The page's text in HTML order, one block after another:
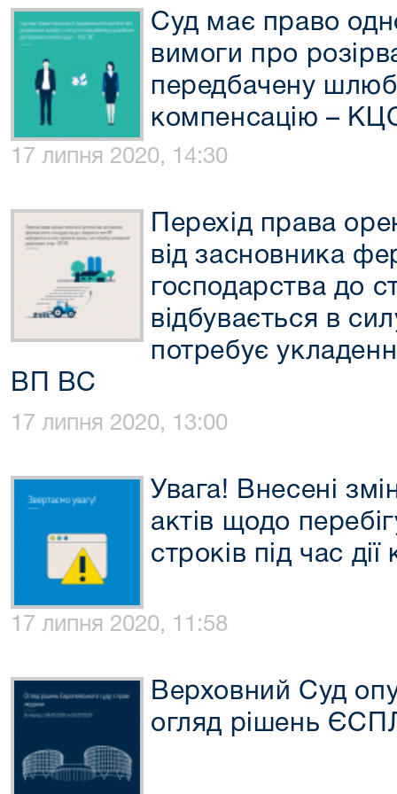
Суд має право
вимоги про
передбачену
компенсацію –
17 липня 2020, 14:30
Перехід права
від засновника
господарства до
відбувається в
потребує
ВП ВС
17 липня 2020, 13:00
Увага! Внесені
актів щодо
строків під час
17 липня 2020, 11:58
Верховний Суд
огляд рішень